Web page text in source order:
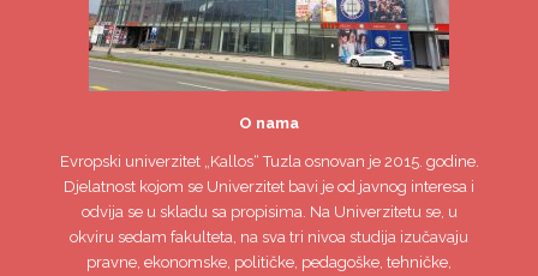
O nama
Evropski univerzitet„Kallos“ Tuzla osnovan je 2015. godine.
Djelatnost kojom se Univerzitet bavi je od javnog interesa i
odvija se u skladu sa propisima. Na Univerzitetu se, u
okviru sedam fakulteta, na sva tri nivoa studija izučavaju
pravne, ekonomske, političke, pedagoške, tehničke,